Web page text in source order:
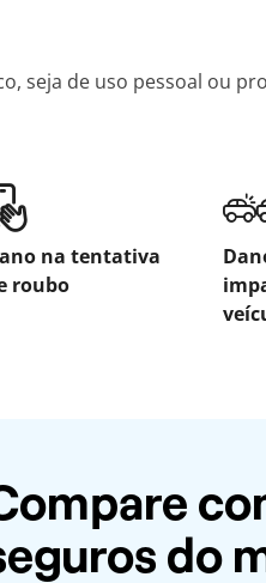
seja de uso pessoal ou
na tentativa
roubo
do